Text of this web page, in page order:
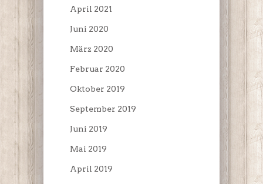
April 2021
Juni 2020
März 2020
Februar 2020
Oktober 2019
September 2019
Juni 2019
Mai 2019
April 2019